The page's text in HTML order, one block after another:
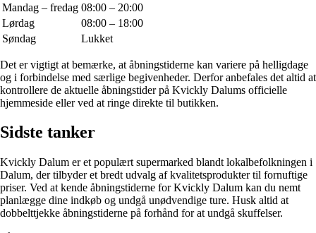
Mandag – fredag 08:00 – 20:00
Lørdag
08:00 – 18:00
Søndag
Lukket
Det er vigtigt at bemærke, at åbningstiderne kan variere på helligdage
og i forbindelse med særlige begivenheder. Derfor anbefales det altid at
kontrollere de aktuelle åbningstider på Kvickly Dalums officielle
hjemmeside eller ved at ringe direkte til butikken.
Sidste tanker
Kvickly Dalum er et populært supermarked blandt lokalbefolkningen i
Dalum, der tilbyder et bredt udvalg af kvalitetsprodukter til fornuftige
priser. Ved at kende åbningstiderne for Kvickly Dalum kan du nemt
planlægge dine indkøb og undgå unødvendige ture. Husk altid at
dobbelttjekke åbningstiderne på forhånd for at undgå skuffelser.